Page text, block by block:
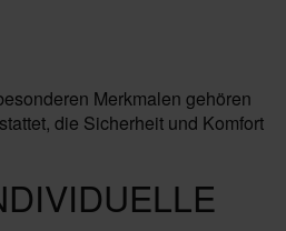
Merkmalen gehören
die Sicherheit und Komfort